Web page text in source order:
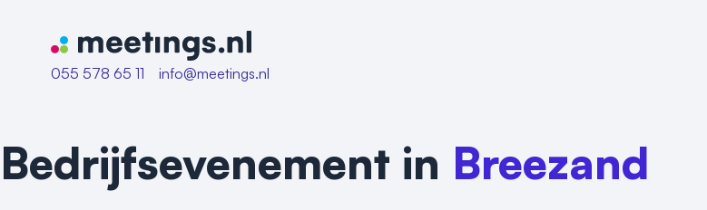
Naar home van Meetings
055 578 65 11
info@meetings.nl
Bedrijfsevenement in Breezand